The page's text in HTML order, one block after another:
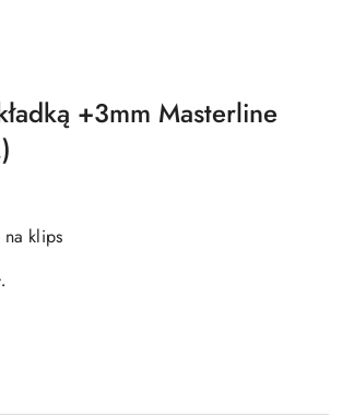
+3mm Masterline
klips